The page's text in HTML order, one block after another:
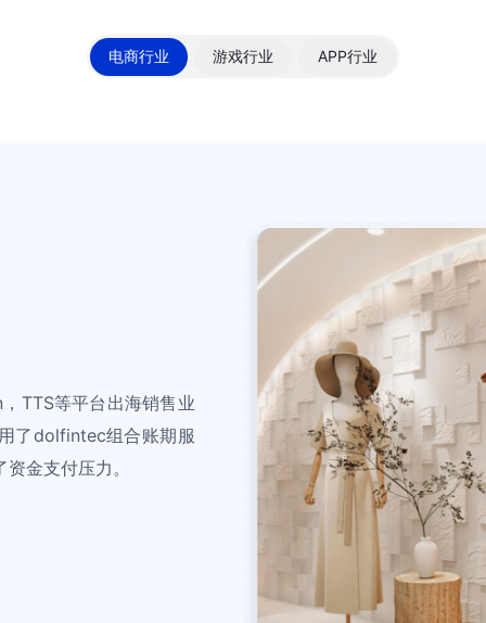
电商行业 游戏行业 APP行业
TTS等平台出海销售业
了dolfintec组合账期服
金支付压力。